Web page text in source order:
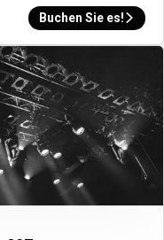
City Guides
Buchen Sie es!